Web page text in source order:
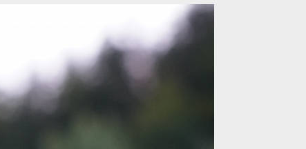
- nekonečné nastavení šířky řídítek